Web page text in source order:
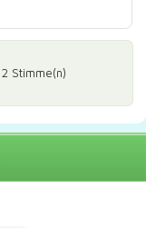
2 Stimme(n)